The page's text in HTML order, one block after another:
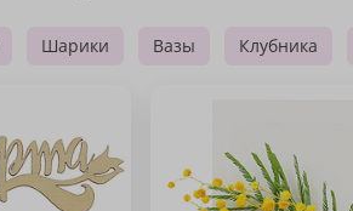
Шарики Вазы Клубника